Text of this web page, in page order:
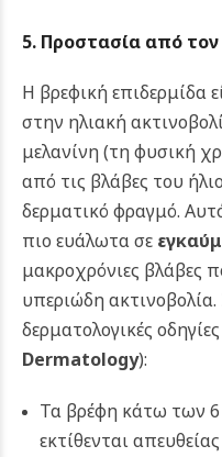
5. Προστασία από τον
Η βρεφική επιδερμίδα
στην ηλιακή
μελανίνη (τη φυσική
από τις βλάβες του
δερματικό φραγμό.
πιο ευάλωτα σε
μακροχρόνιες βλάβες
υπεριώδη ακτινοβολία.
δερματολογικές οδηγίες
Dermatology):
Τα βρέφη κάτω των
εκτίθενται